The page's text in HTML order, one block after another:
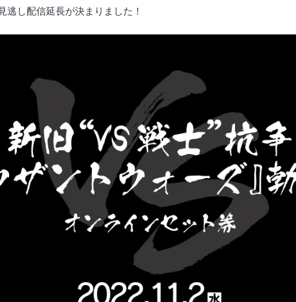
逃し配信延長が決まりました！